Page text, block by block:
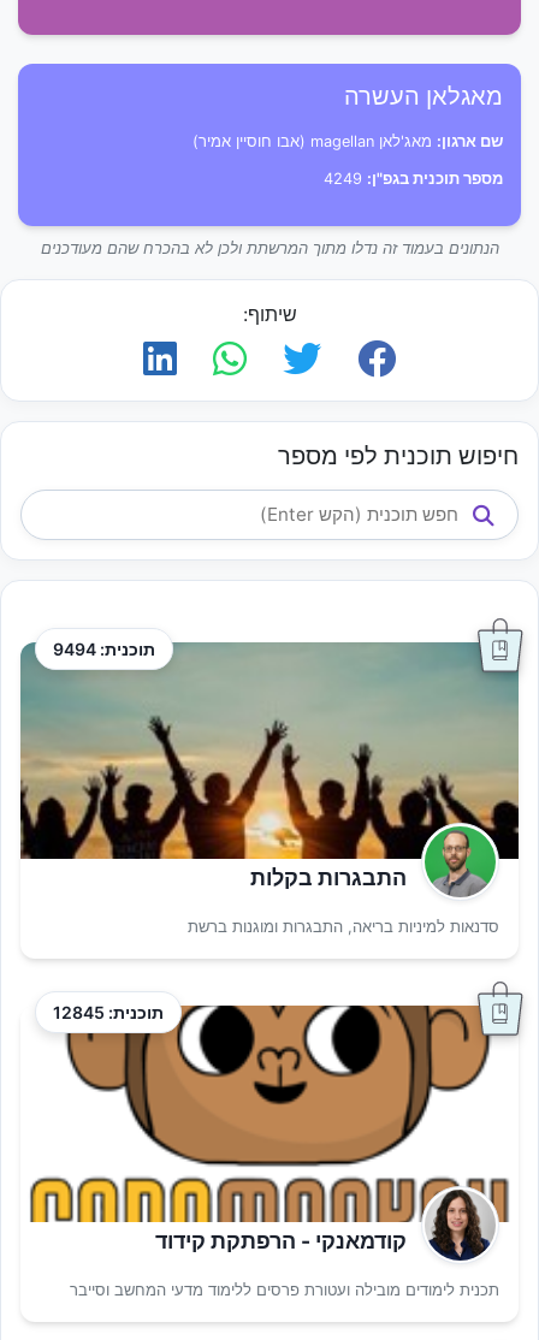
מאגלאן העשרה
שם ארגון: מאג'לאן magellan (אבו חוסיין אמיר)
מספר תוכנית בגפ"ן:
הנתונים בעמוד זה נדלו מתוך המרשתת ולכן לא בהכרח שהם מעודכנים
שיתוף:
חיפוש תוכנית לפי מספר
תוכנית: 9494
התבגרות בקלות
סדנאות למיניות בריאה, התבגרות ומוגנות ברשת
תוכנית: 12845
קודמאנקי - הרפתקת קידוד
תכנית לימודים מובילה ועטורת פרסים ללימוד מדעי המחשב וסייבר